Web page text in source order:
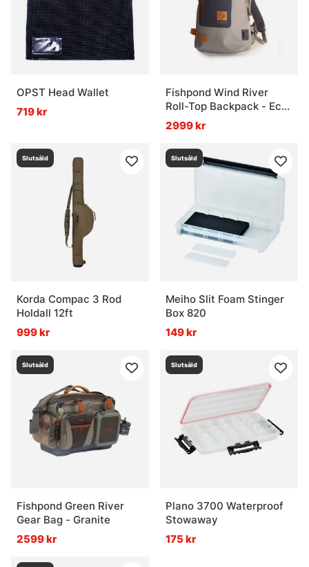
OPST Head Wallet
719 kr
Fishpond Wind River
Roll-Top Backpack - Eco
Shale
2999 kr
Slutsåld
Korda Compac 3 Rod
Holdall 12ft
999 kr
Slutsåld
Meiho Slit Foam Stinger
Box 820
149 kr
Slutsåld
Fishpond Green River
Gear Bag - Granite
2599 kr
Slutsåld
Plano 3700 Waterproof
Stowaway
175 kr